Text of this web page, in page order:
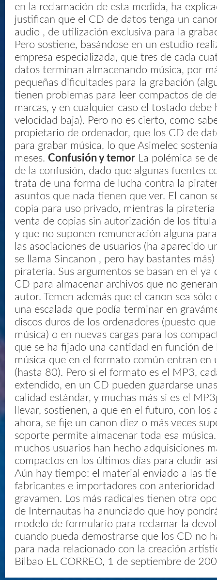
en la reclamación de esta medida, ha
justifican que el CD de datos tenga un
audio , de utilización exclusiva para la
Pero sostiene, basándose en un estudio
empresa especializada, que tres de cada
datos terminan almacenando música, por
pequeñas dificultades para la grabación
tienen problemas para leer compactos de
marcas, y en cualquier caso el tostado debe
velocidad baja). Pero no es cierto, como
propietario de ordenador, que los CD de
para grabar música, lo que Asimelec
meses. Confusión y temor La polémica se
de la confusión, dado que algunas fuentes
trata de una forma de lucha contra la
asuntos que nada tienen que ver. El canon
copia para uso privado, mientras la
venta de copias sin autorización de los
y que no suponen remuneración alguna
las asociaciones de usuarios (ha aparecido
se llama Sincanon , pero hay bastantes
piratería. Sus argumentos se basan en el ya
CD para almacenar archivos que no
autor. Temen además que el canon sea sólo
una escalada que podía terminar en
discos duros de los ordenadores (puesto
música) o en nuevas cargas para los
que se ha fijado una cantidad en función de
música que en el formato común entran en
(hasta 80). Pero si el formato es el MP3,
extendido, en un CD pueden guardarse
calidad estándar, y muchas más si es el
llevar, sostienen, a que en el futuro, con los
ahora, se fije un canon diez o más veces
soporte permite almacenar toda esa
muchos usuarios han hecho adquisiciones
compactos en los últimos días para eludir
Aún hay tiempo: el material enviado a las
fabricantes e importadores con
gravamen. Los más radicales tienen otra
de Internautas ha anunciado que hoy
modelo de formulario para reclamar la
cuando pueda demostrarse que los CD no
para nada relacionado con la creación
Bilbao EL CORREO, 1 de septiembre de